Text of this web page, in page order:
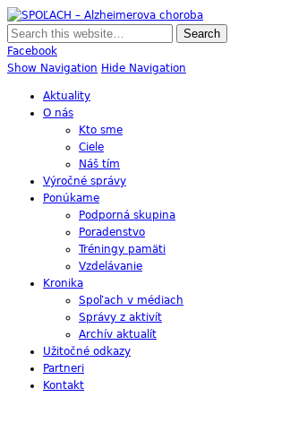
Skupina Príbuzných a Opatrovateľov Ľudí s
Facebook
Show Navigation Hide Navigation
Aktuality
O nás
Kto sme
Ciele
Náš tím
Výročné správy
Ponúkame
Podporná skupina
Poradenstvo
Tréningy pamäti
Vzdelávanie
Kronika
Spoľach v médiach
Správy z aktivít
Archív aktualít
Užitočné odkazy
Partneri
Kontakt